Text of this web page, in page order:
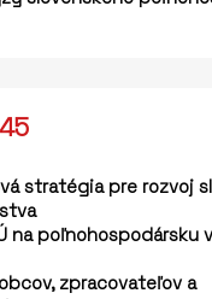
stratégia pre rozvoj
na poľnohospodársku
zpracovateľov a